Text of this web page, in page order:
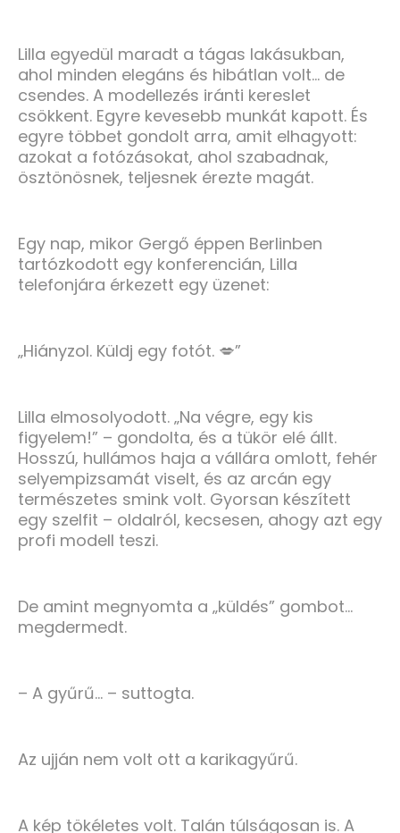
Lilla egyedül maradt a tágas lakásukban,
ahol minden elegáns és hibátlan volt… de
csendes. A modellezés iránti kereslet
csökkent. Egyre kevesebb munkát kapott. És
egyre többet gondolt arra, amit elhagyott:
azokat a fotózásokat, ahol szabadnak,
ösztönösnek, teljesnek érezte magát.
Egy nap, mikor Gergő éppen Berlinben
tartózkodott egy konferencián, Lilla
telefonjára érkezett egy üzenet:
„Hiányzol. Küldj egy fotót. 💋”
Lilla elmosolyodott. „Na végre, egy kis
figyelem!” – gondolta, és a tükör elé állt.
Hosszú, hullámos haja a vállára omlott, fehér
selyempizsamát viselt, és az arcán egy
természetes smink volt. Gyorsan készített
egy szelfit – oldalról, kecsesen, ahogy azt egy
profi modell teszi.
De amint megnyomta a „küldés” gombot…
megdermedt.
– A gyűrű… – suttogta.
Az ujján nem volt ott a karikagyűrű.
A kép tökéletes volt. Talán túlságosan is. A